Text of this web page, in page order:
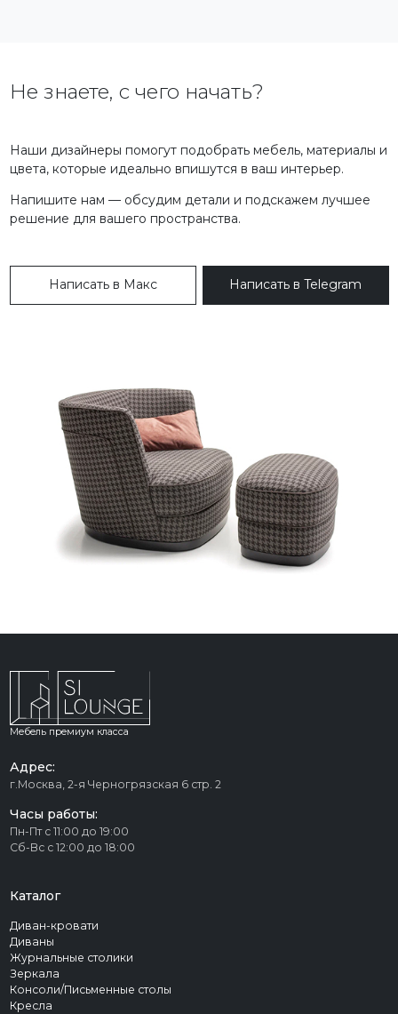
Не знаете, с чего начать?
Наши дизайнеры помогут подобрать мебель, материалы и
цвета, которые идеально впишутся в ваш интерьер.
Напишите нам — обсудим детали и подскажем лучшее
решение для вашего пространства.
Написать в Макс Написать в Telegram
Мебель премиум класса
Адрес:
г.Москва, 2-я Черногрязская 6 стр. 2
Часы работы:
Пн-Пт с 11:00 до 19:00
Сб-Вс с 12:00 до 18:00
Каталог
Диван-кровати
Диваны
Журнальные столики
Зеркала
Консоли/Письменные столы
Кресла